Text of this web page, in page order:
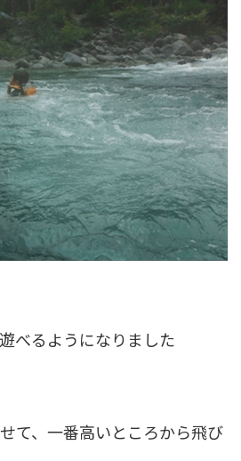
べるようになりました
て、一番高いところから飛び